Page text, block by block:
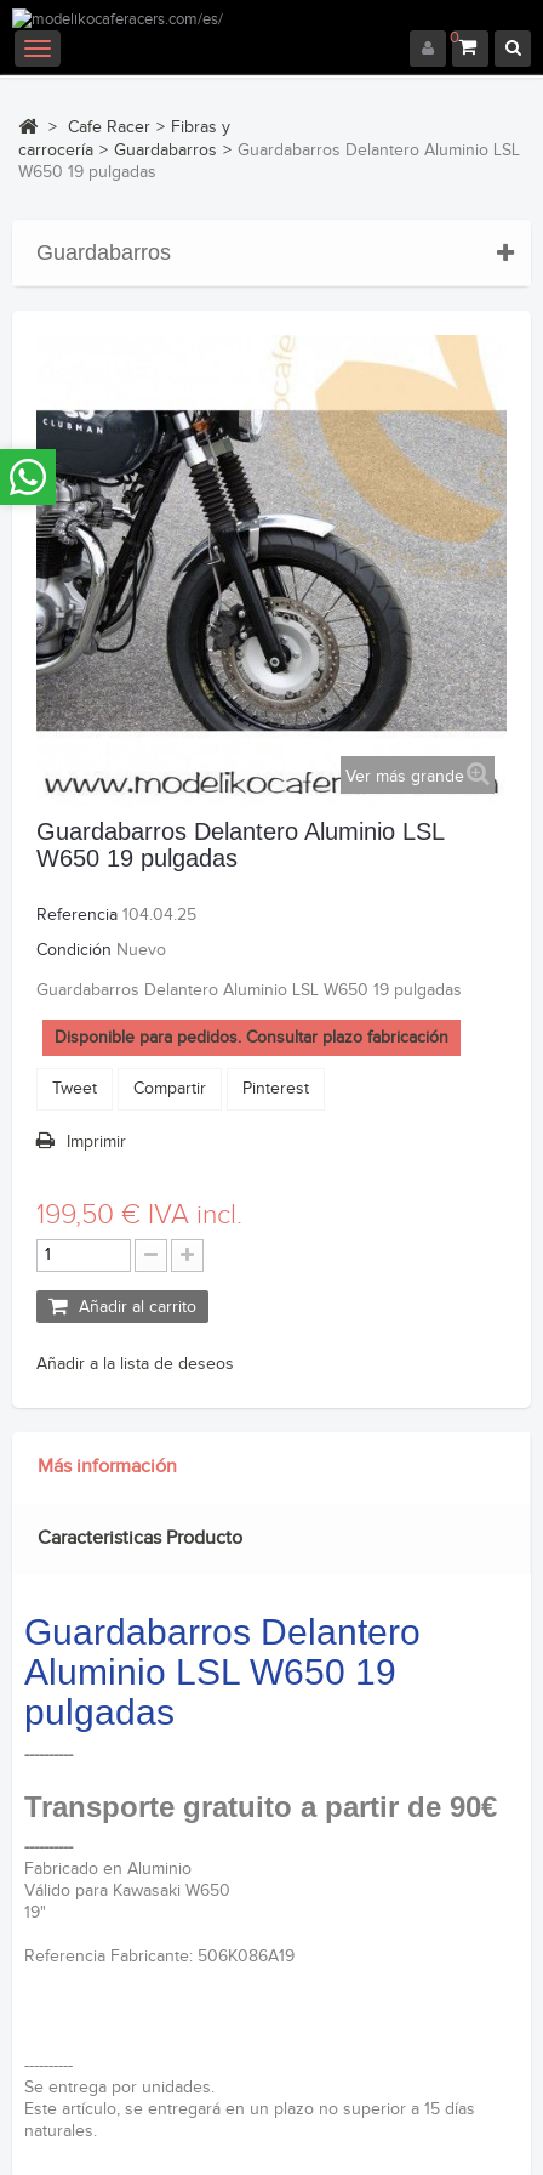
0
Navegación
Toggle
> Cafe Racer > Fibras y
carrocería > Guardabarros > Guardabarros Delantero Aluminio LSL
W650 19 pulgadas
Guardabarros
Ver más grande
Guardabarros Delantero Aluminio LSL
W650 19 pulgadas
Referencia 104.04.25
Condición Nuevo
Guardabarros Delantero Aluminio LSL W650 19 pulgadas
Disponible para pedidos. Consultar plazo fabricación
Tweet Compartir Pinterest
Imprimir
199,50 € IVA incl.
Añadir al carrito
Añadir a la lista de deseos
Más información
Caracteristicas Producto
Guardabarros Delantero
Aluminio LSL W650 19
pulgadas
----------
Transporte gratuito a partir de 90€
----------
Fabricado en Aluminio
Válido para Kawasaki W650
19"
Referencia Fabricante: 506K086A19
----------
Se entrega por unidades.
Este artículo, se entregará en un plazo no superior a 15 días
naturales.